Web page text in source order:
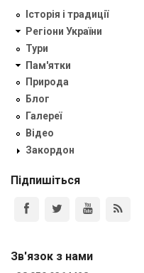
Історія і традиції
Регіони України
Тури
Пам'ятки
Природа
Блог
Галереї
Відео
Закордон
Підпишіться
Зв'язок з нами